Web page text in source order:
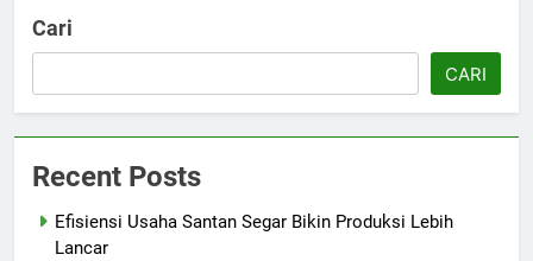
Cari
CARI
Recent Posts
Efisiensi Usaha Santan Segar Bikin Produksi Lebih
Lancar